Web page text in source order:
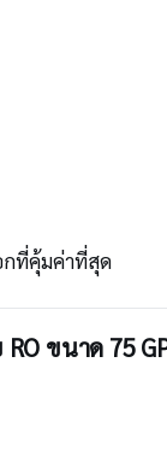
กที่คุ้มค่าที่สุด
ขนาด 75